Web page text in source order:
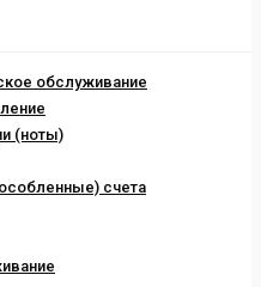
обслуживание
(ноты)
счета